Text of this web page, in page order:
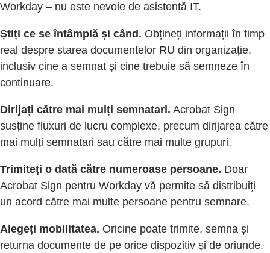
Workday – nu este nevoie de asistență IT.
Știți ce se întâmplă și când. Obțineți informații în timp
real despre starea documentelor RU din organizație,
inclusiv cine a semnat și cine trebuie să semneze în
continuare.
Dirijați către mai mulți semnatari. Acrobat Sign
susține fluxuri de lucru complexe, precum dirijarea către
mai mulți semnatari sau către mai multe grupuri.
Trimiteți o dată către numeroase persoane. Doar
Acrobat Sign pentru Workday vă permite să distribuiți
un acord către mai multe persoane pentru semnare.
Alegeți mobilitatea. Oricine poate trimite, semna și
returna documente de pe orice dispozitiv și de oriunde.